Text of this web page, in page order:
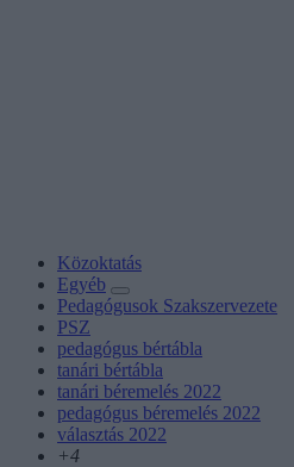
Közoktatás
Egyéb
Pedagógusok Szakszervezete
PSZ
pedagógus bértábla
tanári bértábla
tanári béremelés 2022
pedagógus béremelés 2022
választás 2022
+4